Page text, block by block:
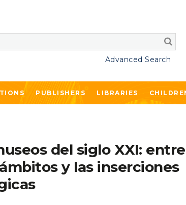
Advanced Search
PUBLISHERS LIBRARIES
del siglo XXI:
y las inserciones